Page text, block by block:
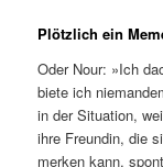
Plötzlich ein
Oder Nour: »Ich
biete ich
in der Situation,
ihre Freundin, die
merken kann,